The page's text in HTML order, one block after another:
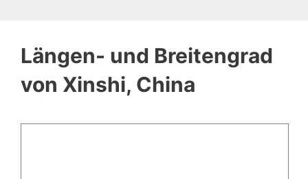
Längen- und Breitengrad
von Xinshi, China